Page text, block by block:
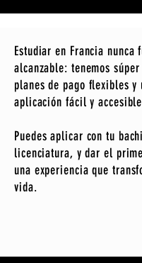
Estudiar en Francia nunca
alcanzable: tenemos
planes de pago flexibles y
aplicación fácil y
Puedes aplicar con tu
licenciatura, y dar el
una experiencia que
vida.